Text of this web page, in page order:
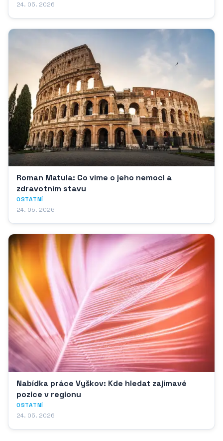
24. 05. 2026
Roman Matula: Co víme o jeho nemoci a
zdravotním stavu
OSTATNÍ
24. 05. 2026
Nabídka práce Vyškov: Kde hledat zajímavé
pozice v regionu
OSTATNÍ
24. 05. 2026